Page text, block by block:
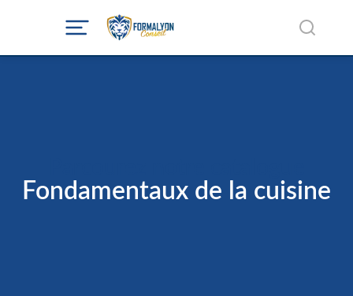
Fondamentaux de la cuisine